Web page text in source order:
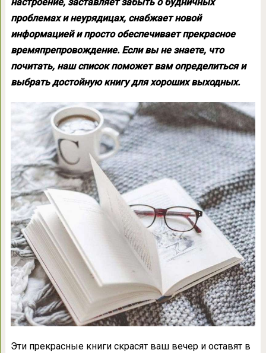
проблемах и неурядицах, снабжает новой
информацией и просто обеспечивает прекрасное
времяпрепровождение. Если вы не знаете, что
почитать, наш список поможет вам определиться и
выбрать достойную книгу для хороших выходных.
Эти прекрасные книги скрасят ваш вечер и оставят в